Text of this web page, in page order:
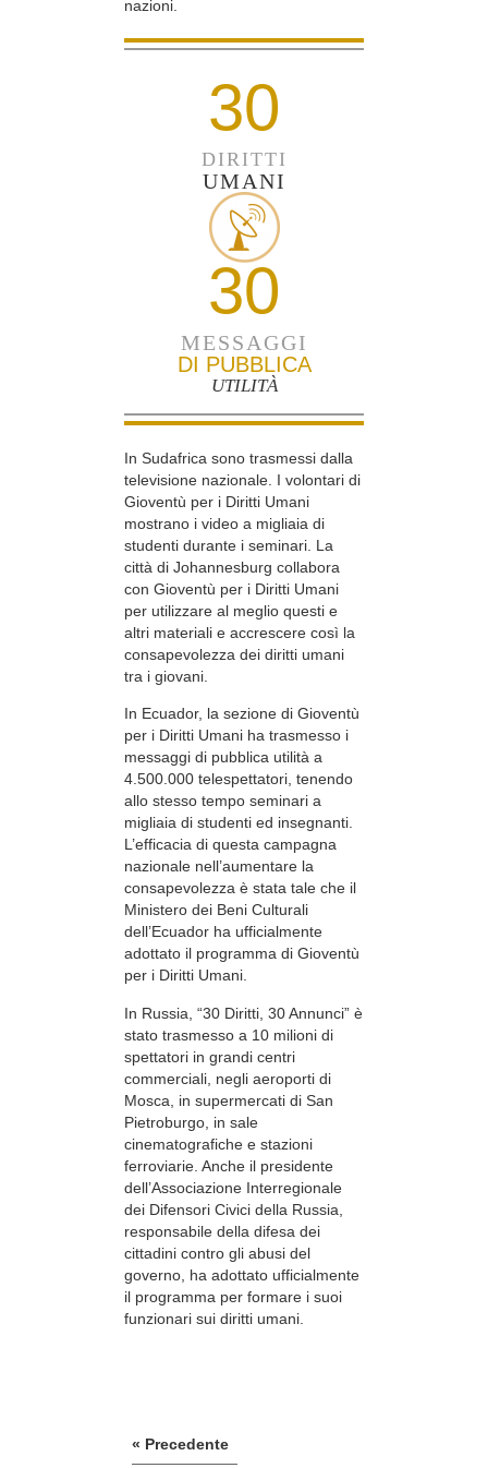
nazioni.
30
DIRITTI
UMANI
30
MESSAGGI
DI PUBBLICA
UTILITÀ
In Sudafrica sono trasmessi dalla
televisione nazionale. I volontari di
Gioventù per i Diritti Umani
mostrano i video a migliaia di
studenti durante i seminari. La
città di Johannesburg collabora
con Gioventù per i Diritti Umani
per utilizzare al meglio questi e
altri materiali e accrescere così la
consapevolezza dei diritti umani
tra i giovani.
In Ecuador, la sezione di Gioventù
per i Diritti Umani ha trasmesso i
messaggi di pubblica utilità a
4.500.000 telespettatori, tenendo
allo stesso tempo seminari a
migliaia di studenti ed insegnanti.
L’efficacia di questa campagna
nazionale nell’aumentare la
consapevolezza è stata tale che il
Ministero dei Beni Culturali
dell’Ecuador ha ufficialmente
adottato il programma di Gioventù
per i Diritti Umani.
In Russia, “30 Diritti, 30 Annunci” è
stato trasmesso a 10 milioni di
spettatori in grandi centri
commerciali, negli aeroporti di
Mosca, in supermercati di San
Pietroburgo, in sale
cinematografiche e stazioni
ferroviarie. Anche il presidente
dell’Associazione Interregionale
dei Difensori Civici della Russia,
responsabile della difesa dei
cittadini contro gli abusi del
governo, ha adottato ufficialmente
il programma per formare i suoi
funzionari sui diritti umani.
« Precedente